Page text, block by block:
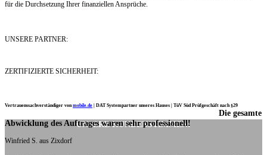
für die Durchsetzung Ihrer finanziellen Ansprüche.
UNSERE PARTNER:
ZERTIFIZIERTE SICHERHEIT:
Vertrauenssachverständiger vonmobile.de DAT Systempartner unseres Hauses | TüV Süd Prüfgeschäft nach §29
UNSERE KUNDENSTIMMEN:
Die gesamte
Abwicklung des Auftrages waren sehr professionell!
Winfried S. aus Zixdorf